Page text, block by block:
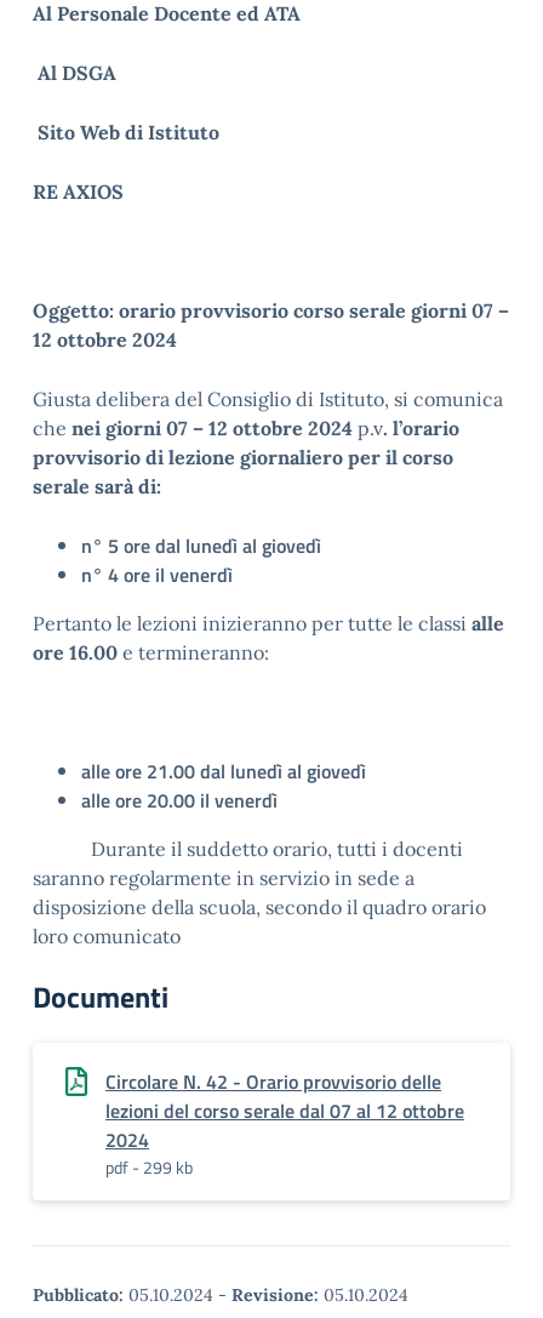
Al Personale Docente ed ATA
Al DSGA
Sito Web di Istituto
RE AXIOS
Oggetto: orario provvisorio corso serale giorni 07 –
12 ottobre 2024
Giusta delibera del Consiglio di Istituto, si comunica
che nei giorni 07 – 12 ottobre 2024 p.v. l’orario
provvisorio di lezione giornaliero per il corso
serale sarà di:
n° 5 ore dal lunedì al giovedì
n° 4 ore il venerdì
Pertanto le lezioni inizieranno per tutte le classi alle
ore 16.00 e termineranno:
alle ore 21.00 dal lunedì al giovedì
alle ore 20.00 il venerdì
Durante il suddetto orario, tutti i docenti
saranno regolarmente in servizio in sede a
disposizione della scuola, secondo il quadro orario
loro comunicato
Documenti
Circolare N. 42 - Orario provvisorio delle
lezioni del corso serale dal 07 al 12 ottobre
2024
pdf - 299 kb
Pubblicato: 05.10.2024 - Revisione: 05.10.2024